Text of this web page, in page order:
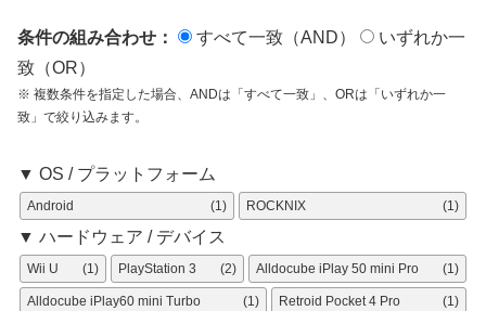
条件の組み合わせ： すべて一致（AND）
いずれか一
致（OR）
※ 複数条件を指定した場合、ANDは「すべて一致」、ORは「いずれか一
致」で絞り込みます。
▼ OS / プラットフォーム
Android (1) ROCKNIX (1)
▼ ハードウェア / デバイス
Wii U (1) PlayStation 3 (2) Alldocube iPlay 50 mini Pro (1)
Alldocube iPlay60 mini Turbo (1) Retroid Pocket 4 Pro (1)